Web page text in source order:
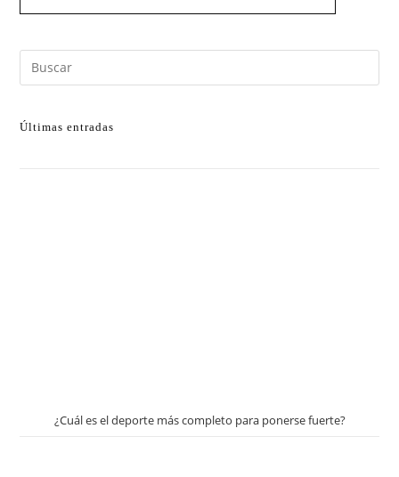
Últimas entradas
¿Cuál es el deporte más completo para ponerse fuerte?